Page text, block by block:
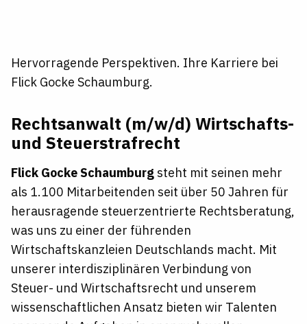
Hervorragende Perspektiven. Ihre Karriere bei
Flick Gocke Schaumburg.
Rechtsanwalt (m/w/d) Wirtschafts-
und Steuerstrafrecht
Flick Gocke Schaumburgsteht mit seinen mehr
als 1.100 Mitarbeitenden seit über 50 Jahren für
herausragende steuerzentrierte Rechtsberatung,
was uns zu einer der führenden
Wirtschaftskanzleien Deutschlands macht. Mit
unserer interdisziplinären Verbindung von
Steuer- und Wirtschaftsrecht und unserem
wissenschaftlichen Ansatz bieten wir Talenten